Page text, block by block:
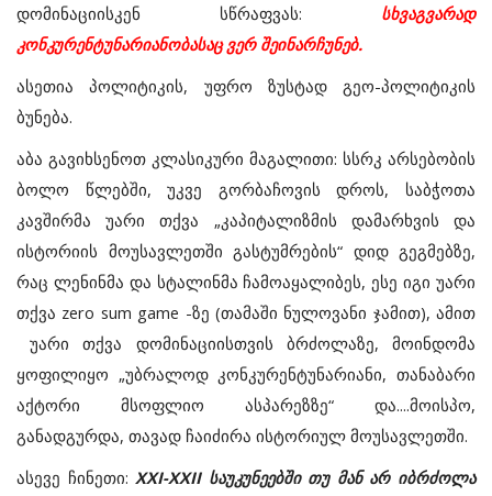
დომინაციისკენ სწრაფვას: სხვაგვარად
კონკურენტუნარიანობასაც ვერ შეინარჩუნებ.
ასეთია პოლიტიკის, უფრო ზუსტად გეო-პოლიტიკის
ბუნება.
აბა გავიხსენოთ კლასიკური მაგალითი: სსრკ არსებობის
ბოლო წლებში, უკვე გორბაჩოვის დროს, საბჭოთა
კავშირმა უარი თქვა „კაპიტალიზმის დამარხვის და
ისტორიის მოუსავლეთში გასტუმრების“ დიდ გეგმებზე,
რაც ლენინმა და სტალინმა ჩამოაყალიბეს, ესე იგი უარი
თქვა zero sum game -ზე (თამაში ნულოვანი ჯამით), ამით
უარი თქვა დომინაციისთვის ბრძოლაზე, მოინდომა
ყოფილიყო „უბრალოდ კონკურენტუნარიანი, თანაბარი
აქტორი მსოფლიო ასპარეზზე“ და....მოისპო,
განადგურდა, თავად ჩაიძირა ისტორიულ მოუსავლეთში.
ასევე ჩინეთი:XXI-XXII საუკუნეებში თუ მან არ იბრძოლა